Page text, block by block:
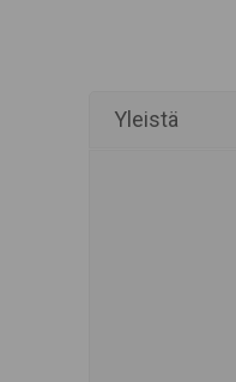
Yleistä